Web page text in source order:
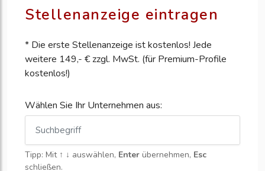
Stellenanzeige eintragen
* Die erste Stellenanzeige ist kostenlos! Jede
weitere 149,- € zzgl. MwSt. (für Premium-Profile
kostenlos!)
Wählen Sie Ihr Unternehmen aus:
Tipp: Mit ↑ ↓ auswählen, Enter übernehmen, Esc
schließen.